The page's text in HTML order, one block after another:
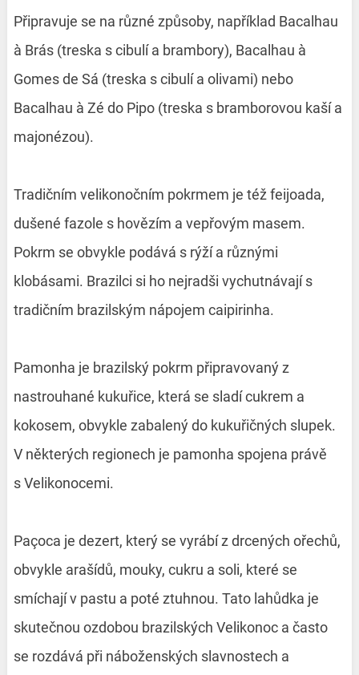
Připravuje se na různé způsoby, například Bacalhau
à Brás (treska s cibulí a brambory), Bacalhau à
Gomes de Sá (treska s cibulí a olivami) nebo
Bacalhau à Zé do Pipo (treska s bramborovou kaší a
majonézou).
Tradičním velikonočním pokrmem je též feijoada,
dušené fazole s hovězím a vepřovým masem.
Pokrm se obvykle podává s rýží a různými
klobásami. Brazilci si ho nejradši vychutnávají s
tradičním brazilským nápojem caipirinha.
Pamonha je brazilský pokrm připravovaný z
nastrouhané kukuřice, která se sladí cukrem a
kokosem, obvykle zabalený do kukuřičných slupek.
V některých regionech je pamonha spojena právě
s Velikonocemi.
Paçoca je dezert, který se vyrábí z drcených ořechů,
obvykle arašídů, mouky, cukru a soli, které se
smíchají v pastu a poté ztuhnou. Tato lahůdka je
skutečnou ozdobou brazilských Velikonoc a často
se rozdává při náboženských slavnostech a